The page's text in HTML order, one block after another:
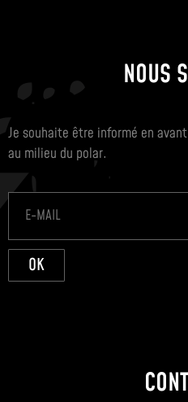
NOUS
Je souhaite être informé en
au milieu du polar.
OK